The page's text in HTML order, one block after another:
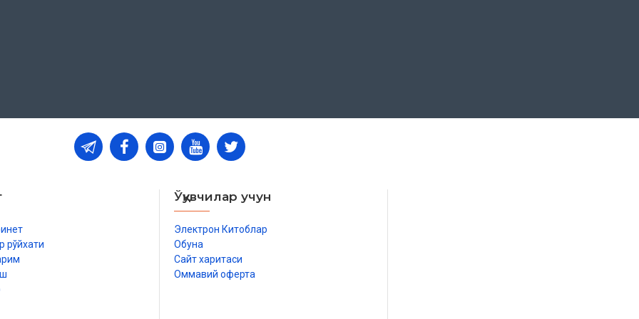
рўйхати
Ўқувчилар учун
Электрон Китоблар
Обуна
Сайт харитаси
Оммавий оферта